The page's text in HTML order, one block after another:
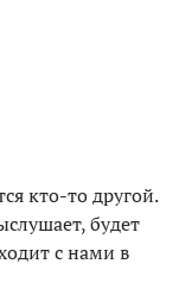
кто-то другой.
будет
с нами в